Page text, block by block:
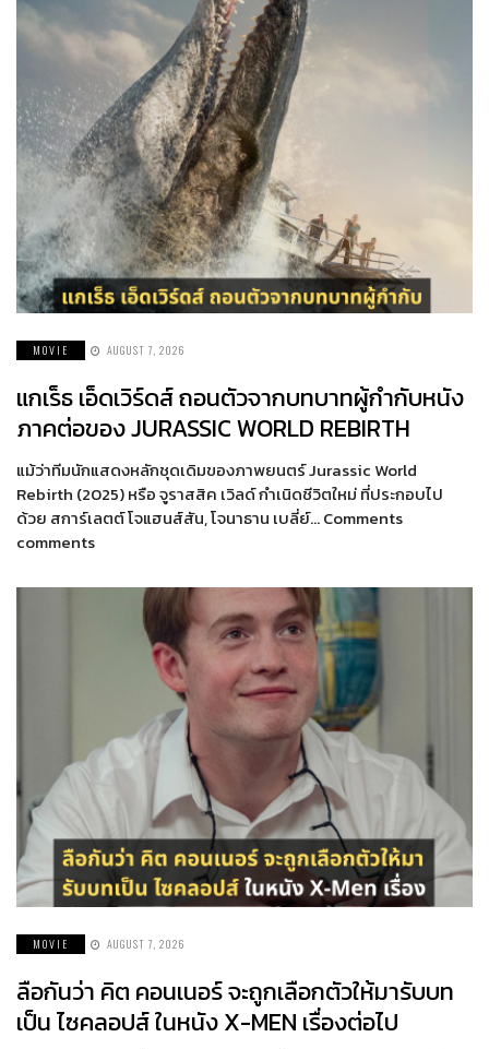
MOVIE AUGUST 7, 2026
แกเร็ธ เอ็ดเวิร์ดส์ ถอนตัวจากบทบาทผู้กำกับหนัง
ภาคต่อของ JURASSIC WORLD REBIRTH
แม้ว่าทีมนักแสดงหลักชุดเดิมของภาพยนตร์ Jurassic World
Rebirth (2025) หรือ จูราสสิค เวิลด์ กำเนิดชีวิตใหม่ ที่ประกอบไป
ด้วย สการ์เลตต์ โจแฮนส์สัน, โจนาธาน เบลี่ย์… Comments
comments
MOVIE AUGUST 7, 2026
ลือกันว่า คิต คอนเนอร์ จะถูกเลือกตัวให้มารับบท
เป็น ไซคลอปส์ ในหนัง X-MEN เรื่องต่อไป